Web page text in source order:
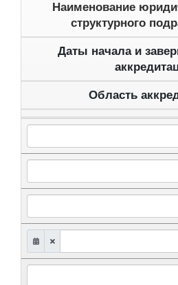
Наименование
структурного
Даты начала и
Область